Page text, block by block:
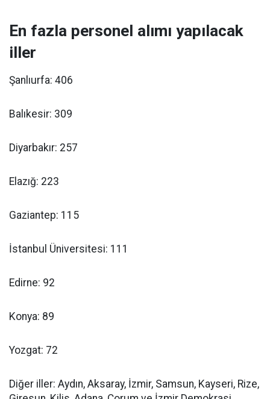
En fazla personel alımı yapılacak
iller
Şanlıurfa: 406
Balıkesir: 309
Diyarbakır: 257
Elazığ: 223
Gaziantep: 115
İstanbul Üniversitesi: 111
Edirne: 92
Konya: 89
Yozgat: 72
Diğer iller: Aydın, Aksaray, İzmir, Samsun, Kayseri, Rize,